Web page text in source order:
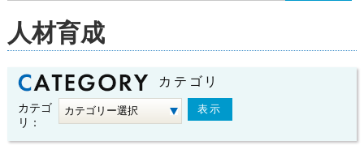
人材育成
カテゴリ
カテゴ
リ：